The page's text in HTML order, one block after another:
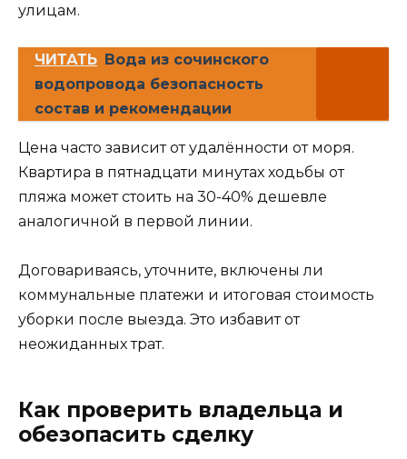
улицам.
ЧИТАТЬ Вода из сочинского
водопровода безопасность
состав и рекомендации
Цена часто зависит от удалённости от моря.
Квартира в пятнадцати минутах ходьбы от
пляжа может стоить на 30-40% дешевле
аналогичной в первой линии.
Договариваясь, уточните, включены ли
коммунальные платежи и итоговая стоимость
уборки после выезда. Это избавит от
неожиданных трат.
Как проверить владельца и
обезопасить сделку